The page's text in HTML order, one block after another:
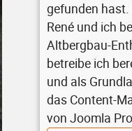
gefunden
René und ich
Altbergbau-
betreibe ich
und als
das Content-
von Joomla